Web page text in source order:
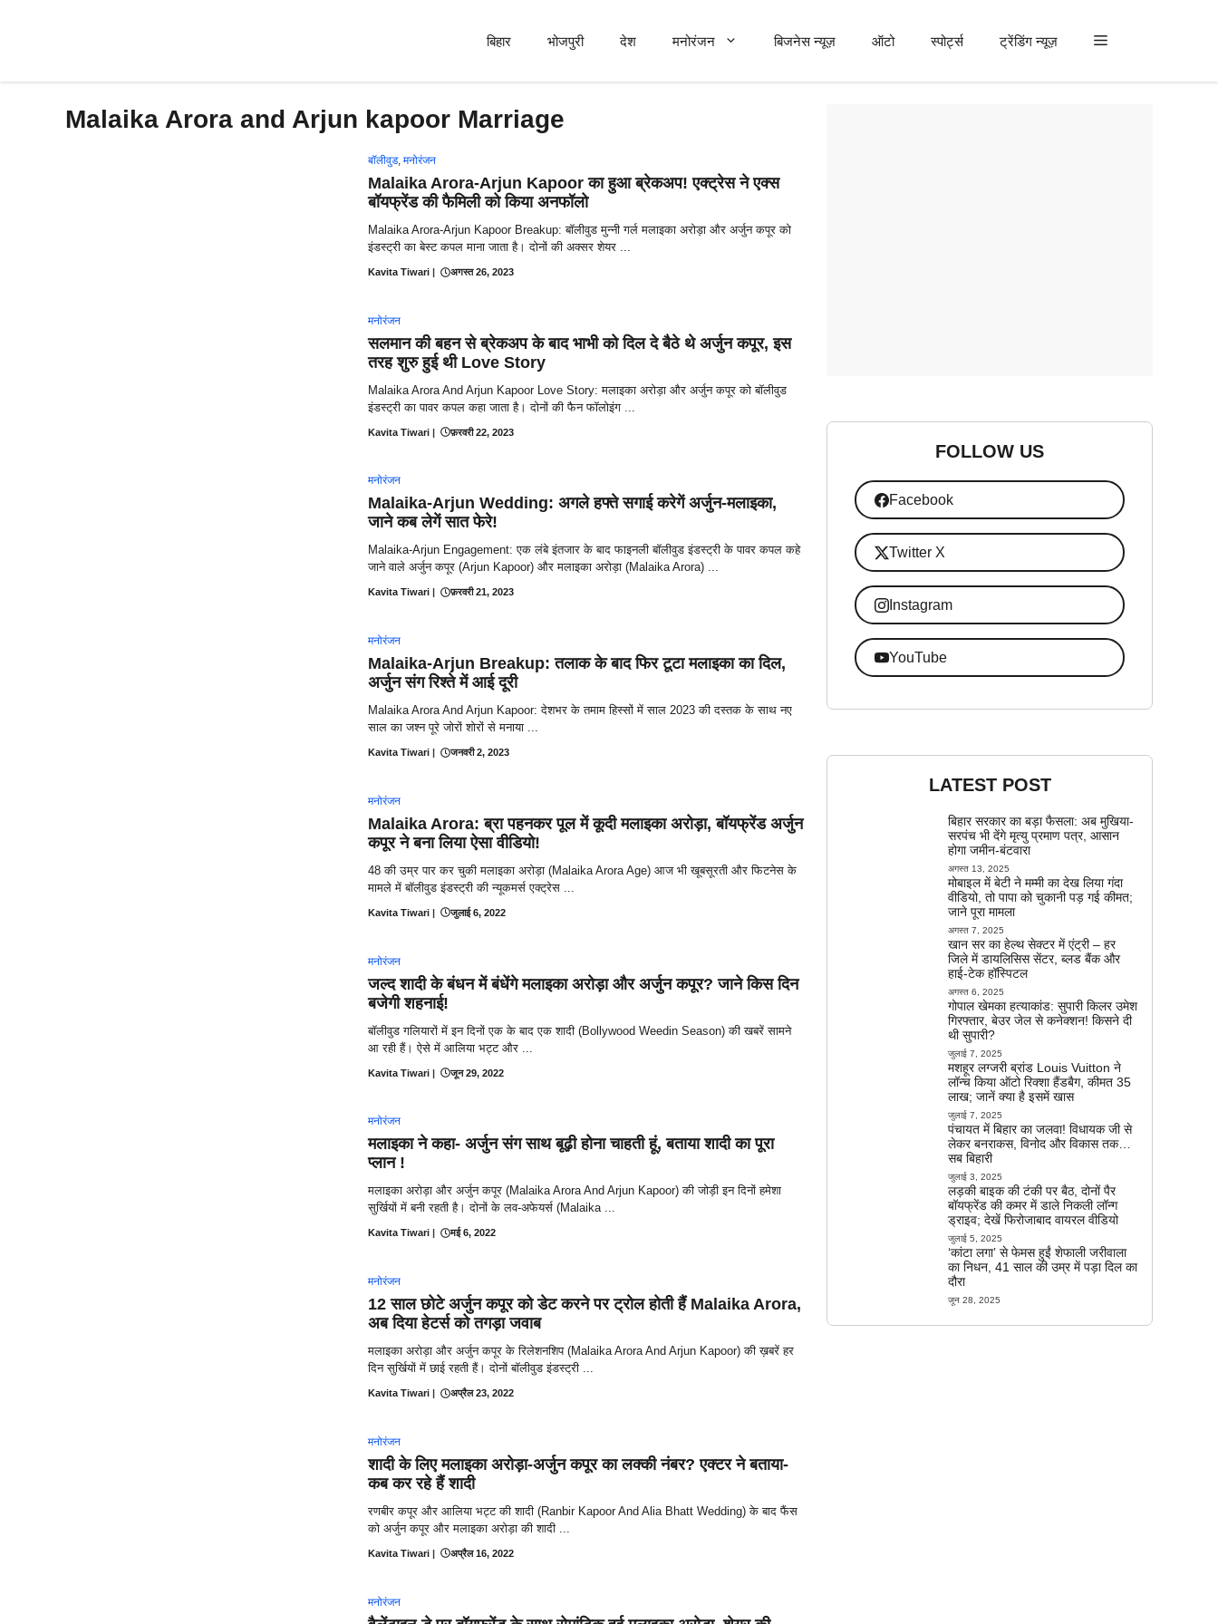
बिहार भोजपुरी देश मनोरंजन बिजनेस न्यूज़ ऑटो स्पोर्ट्स ट्रेंडिंग न्यूज़
Malaika Arora and Arjun kapoor Marriage
बॉलीवुड, मनोरंजन
Malaika Arora-Arjun Kapoor का हुआ ब्रेकअप! एक्ट्रेस ने एक्स
बॉयफ्रेंड की फैमिली को किया अनफॉलो
Malaika Arora-Arjun Kapoor Breakup: बॉलीवुड मुन्नी गर्ल मलाइका अरोड़ा और अर्जुन कपूर को
इंडस्ट्री का बेस्ट कपल माना जाता है। दोनों की अक्सर शेयर ...
Kavita Tiwari | अगस्त 26, 2023
मनोरंजन
सलमान की बहन से ब्रेकअप के बाद भाभी को दिल दे बैठे थे अर्जुन कपूर, इस
तरह शुरु हुई थी Love Story
Malaika Arora And Arjun Kapoor Love Story: मलाइका अरोड़ा और अर्जुन कपूर को बॉलीवुड
इंडस्ट्री का पावर कपल कहा जाता है। दोनों की फैन फॉलोइंग ...
Kavita Tiwari | फ़रवरी 22, 2023
मनोरंजन
Malaika-Arjun Wedding: अगले हफ्ते सगाई करेगें अर्जुन-मलाइका,
जाने कब लेगें सात फेरे!
Malaika-Arjun Engagement: एक लंबे इंतजार के बाद फाइनली बॉलीवुड इंडस्ट्री के पावर कपल कहे
जाने वाले अर्जुन कपूर (Arjun Kapoor) और मलाइका अरोड़ा (Malaika Arora) ...
Kavita Tiwari फ़रवरी 21, 2023
मनोरंजन
Malaika-Arjun Breakup: तलाक के बाद फिर टूटा मलाइका का दिल,
अर्जुन संग रिश्ते में आई दूरी
Malaika Arora And Arjun Kapoor: देशभर के तमाम हिस्सों में साल 2023 की दस्तक के साथ नए
साल का जश्न पूरे जोरों शोरों से मनाया ...
Kavita Tiwari | जनवरी 2, 2023
मनोरंजन
Malaika Arora: ब्रा पहनकर पूल में कूदी मलाइका अरोड़ा, बॉयफ्रेंड अर्जुन
कपूर ने बना लिया ऐसा वीडियो!
48 की उम्र पार कर चुकी मलाइका अरोड़ा (Malaika Arora Age) आज भी खूबसूरती और फिटनेस के
मामले में बॉलीवुड इंडस्ट्री की न्यूकमर्स एक्ट्रेस ...
Kavita Tiwari | जुलाई 6, 2022
मनोरंजन
जल्द शादी के बंधन में बंधेंगे मलाइका अरोड़ा और अर्जुन कपूर? जाने किस दिन
बजेगी शहनाई!
बॉलीवुड गलियारों में इन दिनों एक के बाद एक शादी (Bollywood Weedin Season) की खबरें सामने
आ रही हैं। ऐसे में आलिया भट्ट और ...
Kavita Tiwari | जून 29, 2022
मनोरंजन
मलाइका ने कहा- अर्जुन संग साथ बूढ़ी होना चाहती हूं, बताया शादी का पूरा
प्लान !
मलाइका अरोड़ा और अर्जुन कपूर (Malaika Arora And Arjun Kapoor) की जोड़ी इन दिनों हमेशा
सुर्खियों में बनी रहती है। दोनों के लव-अफेयर्स (Malaika ...
Kavita Tiwari मई 6, 2022
मनोरंजन
12 साल छोटे अर्जुन कपूर को डेट करने पर ट्रोल होती हैं Malaika Arora,
अब दिया हेटर्स को तगड़ा जवाब
मलाइका अरोड़ा और अर्जुन कपूर के रिलेशनशिप (Malaika Arora And Arjun Kapoor) की ख़बरें हर
दिन सुर्खियों में छाई रहती हैं। दोनों बॉलीवुड इंडस्ट्री ...
Kavita Tiwari अप्रैल 23, 2022
मनोरंजन
शादी के लिए मलाइका अरोड़ा-अर्जुन कपूर का लक्की नंबर? एक्टर ने बताया-
कब कर रहे हैं शादी
रणबीर कपूर और आलिया भट्ट की शादी (Ranbir Kapoor And Alia Bhatt Wedding) के बाद फैंस
को अर्जुन कपूर और मलाइका अरोड़ा की शादी ...
Kavita Tiwari | अप्रैल 16, 2022
मनोरंजन
FOLLOW US
Facebook
Twitter X
Instagram
YouTube
LATEST POST
बिहार सरकार का बड़ा फैसला: अब मुखिया-
सरपंच भी देंगे मृत्यु प्रमाण पत्र, आसान
होगा जमीन-बंटवारा
अगस्त 13, 2025
मोबाइल में बेटी ने मम्मी का देख लिया गंदा
वीडियो, तो पापा को चुकानी पड़ गई कीमत;
जाने पूरा मामला
अगस्त 7, 2025
खान सर का हेल्थ सेक्टर में एंट्री – हर
जिले में डायलिसिस सेंटर, ब्लड बैंक और
हाई-टेक हॉस्पिटल
अगस्त 6, 2025
गोपाल खेमका हत्याकांड: सुपारी किलर उमेश
गिरफ्तार, बेउर जेल से कनेक्शन! किसने दी
थी सुपारी?
जुलाई 7, 2025
मशहूर लग्जरी ब्रांड Louis Vuitton ने
लॉन्च किया ऑटो रिक्शा हैंडबैग, कीमत 35
लाख; जानें क्या है इसमें खास
जुलाई 7, 2025
पंचायत में बिहार का जलवा! विधायक जी से
लेकर बनराकस, विनोद और विकास तक…
सब बिहारी
जुलाई 3, 2025
लड़की बाइक की टंकी पर बैठ, दोनों पैर
बॉयफ्रेंड की कमर में डाले निकली लॉन्ग
ड्राइव; देखें फिरोजाबाद वायरल वीडियो
जुलाई 5, 2025
‘कांटा लगा’ से फेमस हुईं शेफाली जरीवाला
का निधन, 41 साल की उम्र में पड़ा दिल का
दौरा
जून 28, 2025